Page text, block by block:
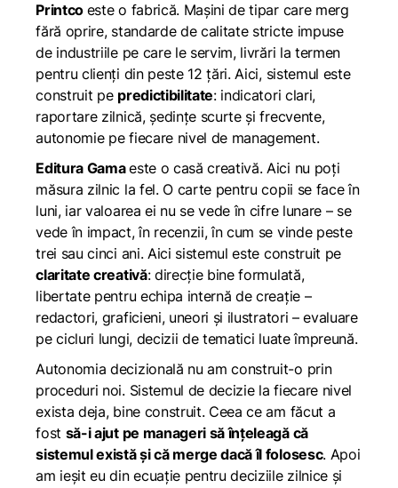
Printco este o fabrică. Mașini de tipar care merg
fără oprire, standarde de calitate stricte impuse
de industriile pe care le servim, livrări la termen
pentru clienți din peste 12 țări. Aici, sistemul este
construit pe predictibilitate: indicatori clari,
raportare zilnică, ședințe scurte și frecvente,
autonomie pe fiecare nivel de management.
Editura Gamaeste o casă creativă. Aici nu poți
măsura zilnic la fel. O carte pentru copii se face în
luni, iar valoarea ei nu se vede în cifre lunare – se
vede în impact, în recenzii, în cum se vinde peste
trei sau cinci ani. Aici sistemul este construit pe
claritate creativă: direcție bine formulată,
libertate pentru echipa internă de creație –
redactori, graficieni, uneori și ilustratori – evaluare
pe cicluri lungi, decizii de tematici luate împreună.
Autonomia decizională nu am construit-o prin
proceduri noi. Sistemul de decizie la fiecare nivel
exista deja, bine construit. Ceea ce am făcut a
fost să-i ajut pe manageri să înțeleagă că
sistemul există și că merge dacă îl folosesc. Apoi
am ieșit eu din ecuație pentru deciziile zilnice și